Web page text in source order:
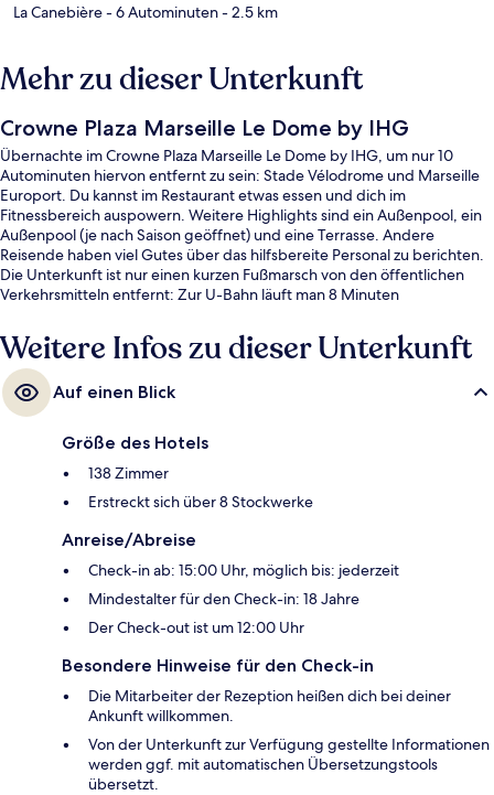
La Canebière- 6 Autominuten- 2.5 km
Mehr zu dieser Unterkunft
Crowne Plaza Marseille Le Dome by IHG
Übernachte im Crowne Plaza Marseille Le Dome by IHG, um nur 10
Autominuten hiervon entfernt zu sein: Stade Vélodrome und Marseille
Europort. Du kannst im Restaurant etwas essen und dich im
Fitnessbereich auspowern. Weitere Highlights sind ein Außenpool, ein
Außenpool (je nach Saison geöffnet) und eine Terrasse. Andere
Reisende haben viel Gutes über das hilfsbereite Personal zu berichten.
Die Unterkunft ist nur einen kurzen Fußmarsch von den öffentlichen
Verkehrsmitteln entfernt: Zur U-Bahn läuft man 8 Minuten
Hôtel du Département).
Weitere Infos zu dieser Unterkunft
Auf einen Blick
Größe des Hotels
138 Zimmer
Erstreckt sich über 8 Stockwerke
Anreise/Abreise
Check-in ab: 15:00 Uhr, möglich bis: jederzeit
Mindestalter für den Check-in: 18 Jahre
Der Check-out ist um 12:00 Uhr
Besondere Hinweise für den Check-in
Die Mitarbeiter der Rezeption heißen dich bei deiner
Ankunft willkommen.
Von der Unterkunft zur Verfügung gestellte Informationen
werden ggf. mit automatischen Übersetzungstools
übersetzt.